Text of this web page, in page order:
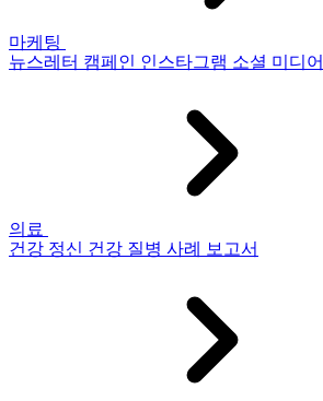
마케팅
뉴스레터 캠페인 인스타그램 소셜 미디어
의료
건강 정신 건강 질병 사례 보고서